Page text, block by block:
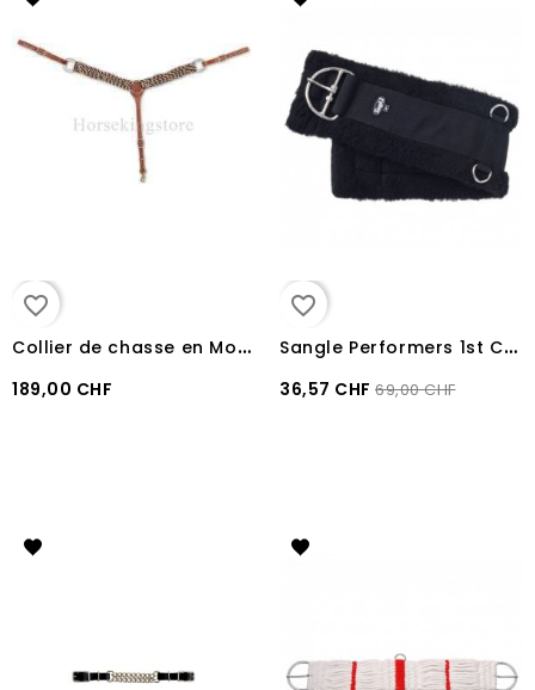
favorite_border
C
ollier de chasse en Mohair/Alpaca Martin Saddlery 5 cm
189,00 CHF
favorite_border
S
angle Performers 1st Choice Poney 30"
36,57 CHF 69,00 CHF